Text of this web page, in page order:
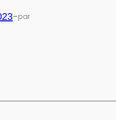
-par